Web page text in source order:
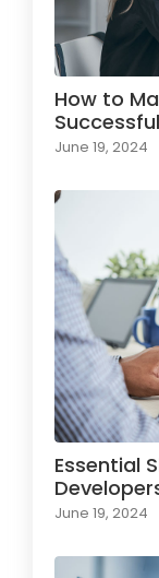
How to
June 19, 2024
Essential
June 19, 2024